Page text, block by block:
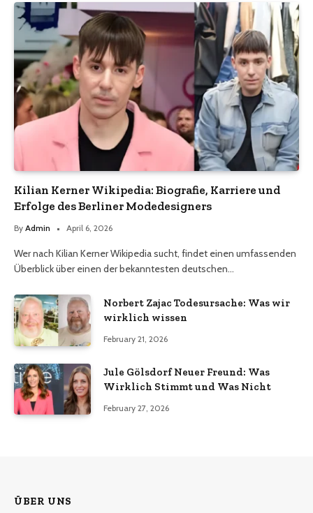
Kilian Kerner Wikipedia: Biografie, Karriere und
Erfolge des Berliner Modedesigners
By Admin April 6, 2026
Wer nach Kilian Kerner Wikipedia sucht, findet einen umfassenden
Überblick über einen der bekanntesten deutschen…
Norbert Zajac Todesursache: Was wir
wirklich wissen
February 21, 2026
Jule Gölsdorf Neuer Freund: Was
Wirklich Stimmt und Was Nicht
February 27, 2026
ÜBER UNS